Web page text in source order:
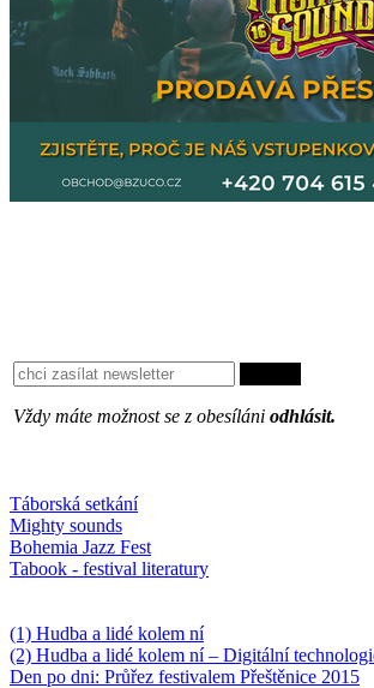
Vždy máte možnost se z obesíláni odhlásit.
Táborská setkání
Mighty sounds
Bohemia Jazz Fest
Tabook - festival literatury
(1) Hudba a lidé kolem ní
(2) Hudba a lidé kolem ní – Digitální
Den po dni: Průřez festivalem Přeštěnice 2015